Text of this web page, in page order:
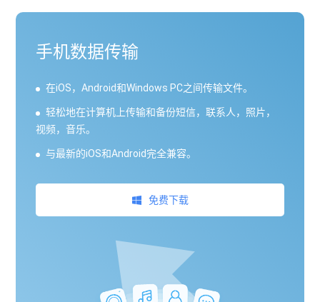
手机数据传输
在iOS，Android和Windows PC之间传输文件。
轻松地在计算机上传输和备份短信，联系人，照片，
视频，音乐。
与最新的iOS和Android完全兼容。
免费下载